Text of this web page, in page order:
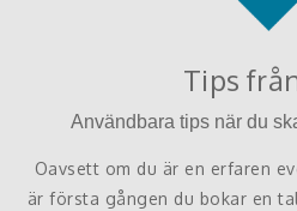
Tips
Användbara tips när du
Oavsett om du är en erfaren
är första gången du bokar en